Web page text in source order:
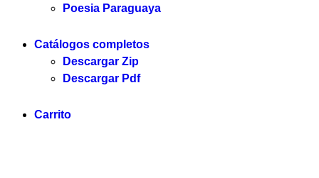
Poesia Paraguaya
Catálogos completos
Descargar Zip
Descargar Pdf
Carrito